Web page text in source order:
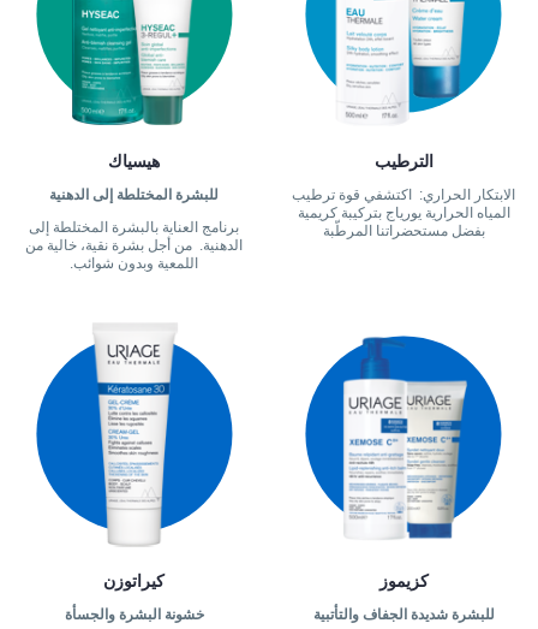
الترطيب
الابتكار الحراري: اكتشفي قوة ترطيب
المياه الحرارية يورياج بتركيبة كريمية
بفضل مستحضراتنا المرطّبة
هيسياك
للبشرة المختلطة إلى الدهنية
برنامج العناية بالبشرة المختلطة إلى
الدهنية. من أجل بشرة نقية، خالية من
اللمعية وبدون شوائب.
كزيموز
للبشرة شديدة الجفاف والتأتبية
كيراتوزن
خشونة البشرة والجسأة